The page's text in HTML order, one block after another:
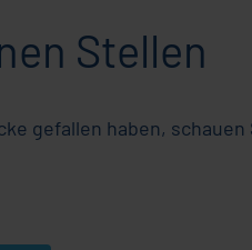
Stellen
gefallen haben,